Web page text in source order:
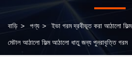
বাড়ি > পণ্য > ইভা গরম দ্রবীভূত করা আঠালো ফিল্ম
মেটাল আঠালো ফিল্ম আঠালো ধাতু জন্য পুনরাবৃত্তি গরম